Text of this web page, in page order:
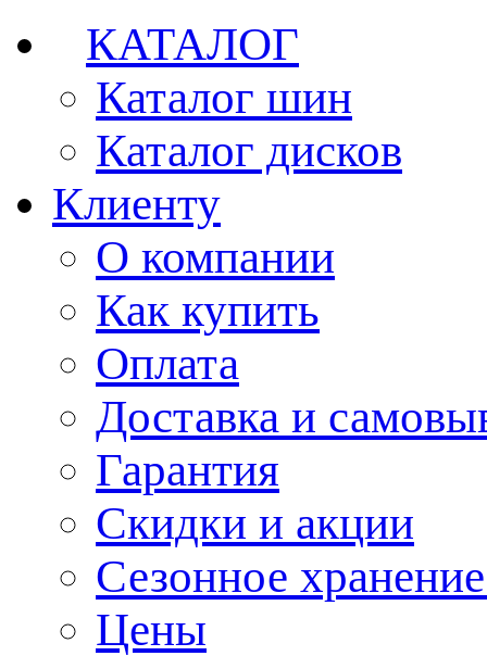
КАТАЛОГ
Каталог шин
Каталог дисков
Клиенту
О компании
Как купить
Оплата
Доставка и
Гарантия
Скидки и акции
Сезонное
Цены